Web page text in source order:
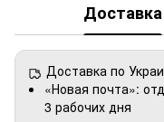
Доставка
Доставка по
«Новая почта»:
3 рабочих дня